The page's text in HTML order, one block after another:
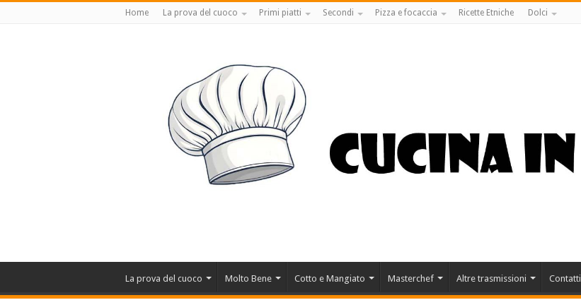
Home La prova del cuoco Primi piatti Secondi Pizza e focaccia Ricette Etniche Dolci
La prova del cuoco Molto Bene Cotto e Mangiato Masterchef Altre trasmissioni Contatti